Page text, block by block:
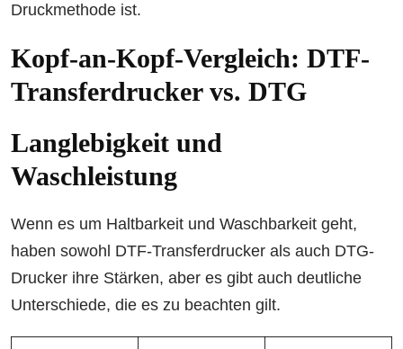
Druckmethode ist.
Kopf-an-Kopf-Vergleich: DTF-
Transferdrucker vs. DTG
Langlebigkeit und
Waschleistung
Wenn es um Haltbarkeit und Waschbarkeit geht,
haben sowohl DTF-Transferdrucker als auch DTG-
Drucker ihre Stärken, aber es gibt auch deutliche
Unterschiede, die es zu beachten gilt.